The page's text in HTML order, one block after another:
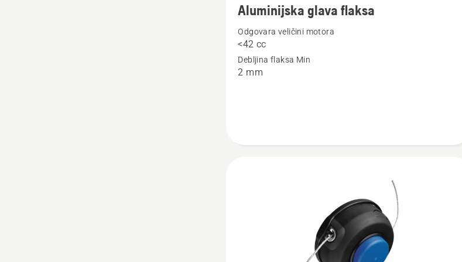
detalja
glava
Aluminijska glava flaksa
Odgovara veličini motora
<42 cc
Debljina flaksa Min
2 mm